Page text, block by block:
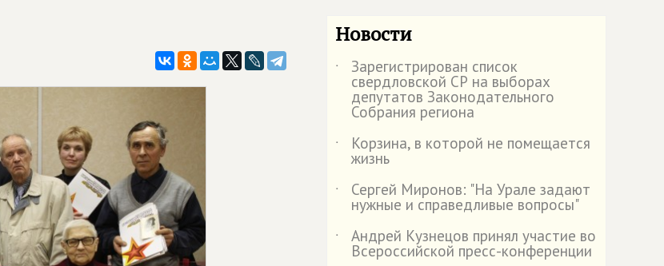
Новости
˙ Зарегистрирован список
свердловской СР на выборах
депутатов Законодательного
Собрания региона
˙
Корзина, в которой не помещается
жизнь
˙
Сергей Миронов: "На Урале задают
нужные и справедливые вопросы"
˙
Андрей Кузнецов принял участие во
Всероссийской пресс-конференции